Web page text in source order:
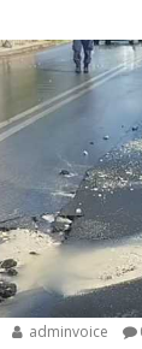
adminvoice